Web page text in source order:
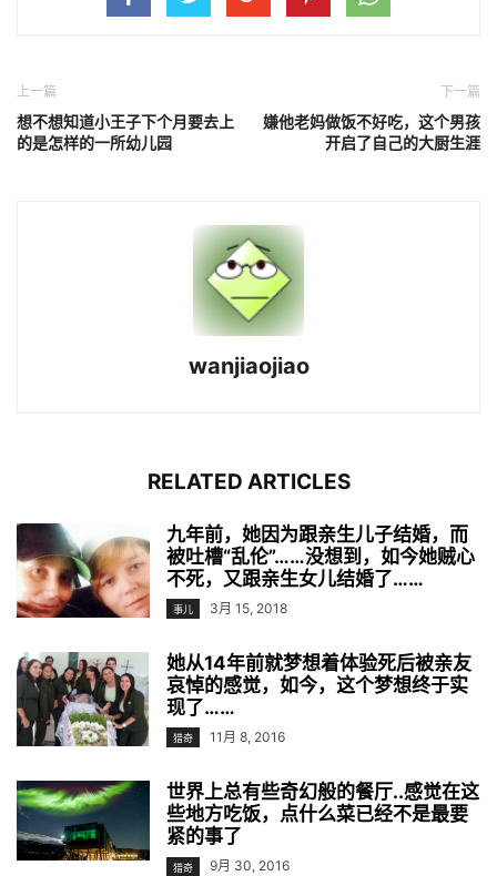
上一篇
想不想知道小王子下个月要去上
的是怎样的一所幼儿园
下一篇
嫌他老妈做饭不好吃，这个男孩
开启了自己的大厨生涯
wanjiaojiao
RELATED ARTICLES
九年前，她因为跟亲生儿子结婚，而
被吐槽“乱伦”……没想到，如今她贼心
不死，又跟亲生女儿结婚了……
事儿 3月 15, 2018
她从14年前就梦想着体验死后被亲友
哀悼的感觉，如今，这个梦想终于实
现了……
猎奇 11月 8, 2016
世界上总有些奇幻般的餐厅..感觉在这
些地方吃饭，点什么菜已经不是最要
紧的事了
猎奇 9月 30, 2016